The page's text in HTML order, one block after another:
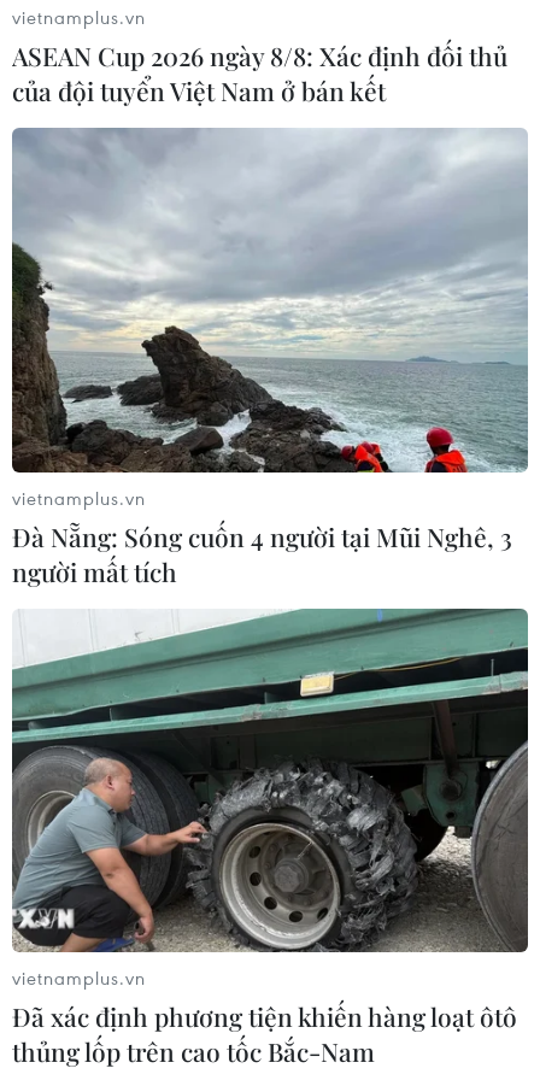
vietnamplus.vn
ASEAN Cup 2026 ngày 8/8: Xác định đối thủ
của đội tuyển Việt Nam ở bán kết
vietnamplus.vn
Đà Nẵng: Sóng cuốn 4 người tại Mũi Nghê, 3
người mất tích
vietnamplus.vn
Đã xác định phương tiện khiến hàng loạt ôtô
thủng lốp trên cao tốc Bắc-Nam